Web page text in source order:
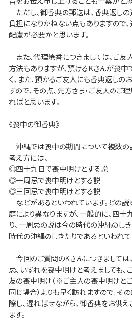
ただし、御香典の郵送は、香典返しの
負担になりかねない点もありますので
配慮が必要かと思います。
また、代理焼香につきましては、ご
方法もありますが、預けるKさんが喪中
く、また、預かるご友人にも香典返し
すので、その点、先方さま・ご友人のご
ればと思います。
《喪中の御香典》
沖縄では喪中の期間について複数の
考え方には、
◎四十九日で喪中明けとする説
◎一周忌で喪中明けとする説
◎三回忌で喪中明けとする説
などがあるといわれています。どの説
庭により異なりますが、一般的に、四
り、一周忌の説は今の時代の沖縄のし
時代の沖縄のしきたりであるといわれて
今回のご質問のKさんにつきましては
忌、いずれを喪中明けと考えましても
友の喪中明け（※ご主人の喪中明けと
同じ場合）よりも早く訪れますので、そ
際し、遅ればせながら、御香典をお供
ます。